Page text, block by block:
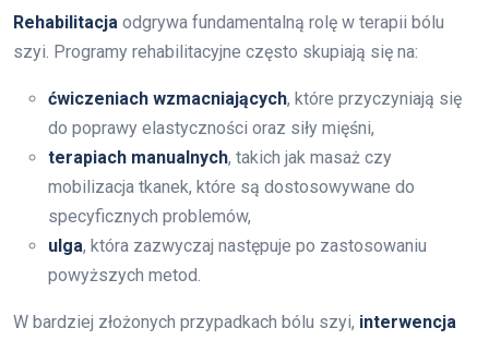
Rehabilitacja odgrywa fundamentalną rolę w terapii bólu
szyi. Programy rehabilitacyjne często skupiają się na:
ćwiczeniach wzmacniających, które przyczyniają się
do poprawy elastyczności oraz siły mięśni,
terapiach manualnych, takich jak masaż czy
mobilizacja tkanek, które są dostosowywane do
specyficznych problemów,
ulga, która zazwyczaj następuje po zastosowaniu
powyższych metod.
W bardziej złożonych przypadkach bólu szyi, interwencja